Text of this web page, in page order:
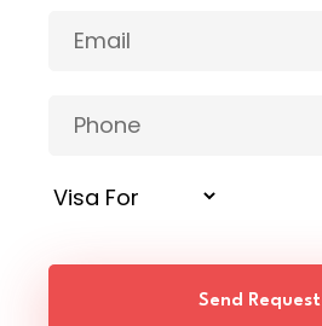
Send Request